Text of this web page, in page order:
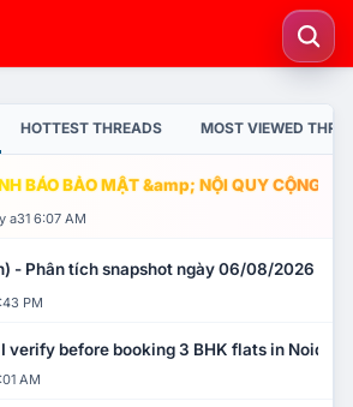
HOTTEST THREADS MOST VIEWED
BÁO BẢO MẬT &amp; NỘI QUY CỘNG
a31 6:07 AM
- Phân tích snapshot ngày 06/08/2026
PM
verify before booking 3 BHK flats in Noida?
AM